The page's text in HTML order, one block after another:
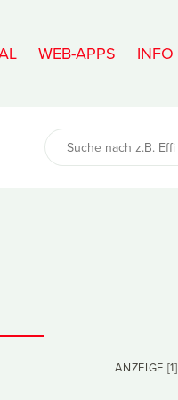
WEB-APPS INFO
ANZEIGE [1]